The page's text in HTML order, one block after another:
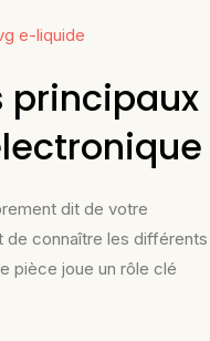
e-liquide
principaux
dit de votre
connaître les différents
pièce joue un rôle clé